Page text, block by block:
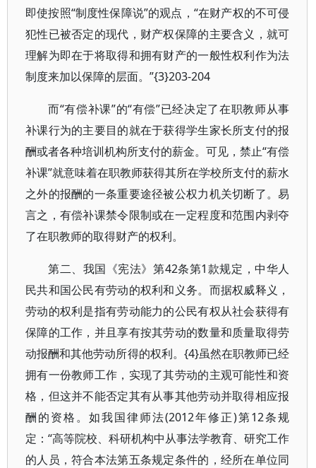
即使按照“制度性保障说”的观点，“在财产权的不可侵
犯性已被否定的现代，财产权保障的主要含义，就可
理解为即在于将取得和拥有财产的一般性权利作为法
制度来加以保障的层面。”{3}203-204
而“有偿补课”的“有偿”已经决定了在职教师从事
补课行为的主要目的就在于获得学生家长所支付的报
酬或者各种培训机构所支付的薪金。可见，禁止“有偿
补课”就意味着在职教师获得其所在学校所支付的薪水
之外的报酬的一条重要途径被公权力机关切断了。易
言之，有偿补课禁令限制或在一定程度和范围内剥夺
了在职教师的取得财产的权利。
第二、我国《宪法》第42条第1款规定，中华人
民共和国公民有劳动的权利和义务。而据权威释义，
劳动的权利是指有劳动能力的公民有权从社会获得有
保障的工作，并且享有按其劳动的数量和质量取得劳
动报酬和其他劳动所得的权利。{4}虽然在职教师已经
拥有一份教师工作，实现了其劳动的主观可能性和资
格，但这并不能否定其有从事其他劳动并取得相应报
酬的资格。如我国律师法(2012年修正)第12条规
定：“高等院校、科研机构中从事法学教育、研究工作
的人员，符合本法第五条规定条件的，经所在单位同